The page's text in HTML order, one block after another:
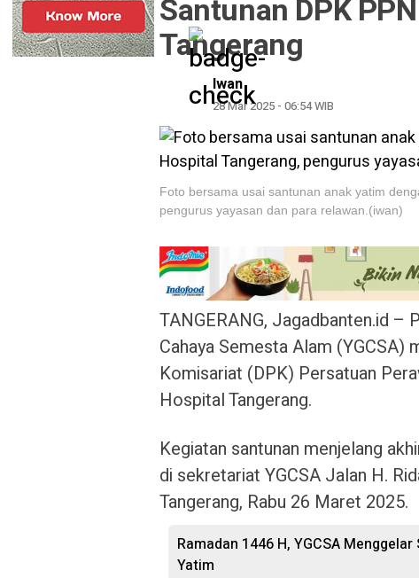
Santunan DPK
Tangerang
Iwan
28 Mar 2025 - 06:54 WIB
Foto bersama usai santunan anak yatim
pengurus yayasan dan para relawan.(iwan)
TANGERANG, Jagadbanten.id –
Cahaya Semesta Alam (YGCSA)
Komisariat (DPK) Persatuan
Hospital Tangerang.
Kegiatan santunan menjelang
di sekretariat YGCSA Jalan H.
Tangerang, Rabu 26 Maret 2025.
Ramadan 1446 H, YGCSA
Yatim